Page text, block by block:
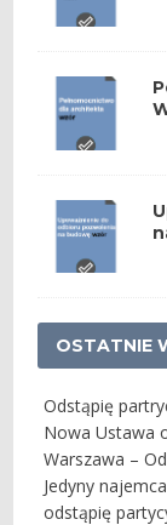
OSTATNIE
Odstąpię
Nowa Ustawa
Warszawa –
Jedyny
odstąpię